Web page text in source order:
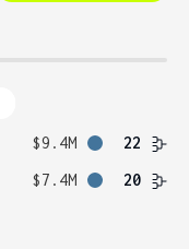
$9.4M
22
$7.4M 20